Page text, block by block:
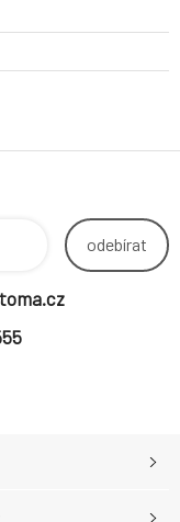
odebírat